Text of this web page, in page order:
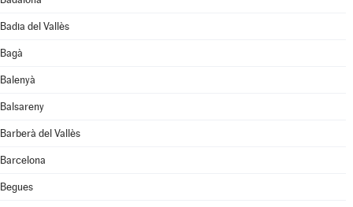
Badia del Vallès
Bagà
Balenyà
Balsareny
Barberà del Vallès
Barcelona
Begues